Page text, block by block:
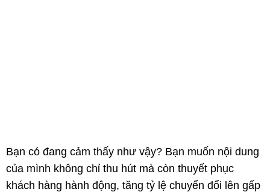
Bạn có đang cảm thấy như vậy? Bạn muốn nội dung
của mình không chỉ thu hút mà còn thuyết phục
khách hàng hành động, tăng tỷ lệ chuyển đổi lên gấp